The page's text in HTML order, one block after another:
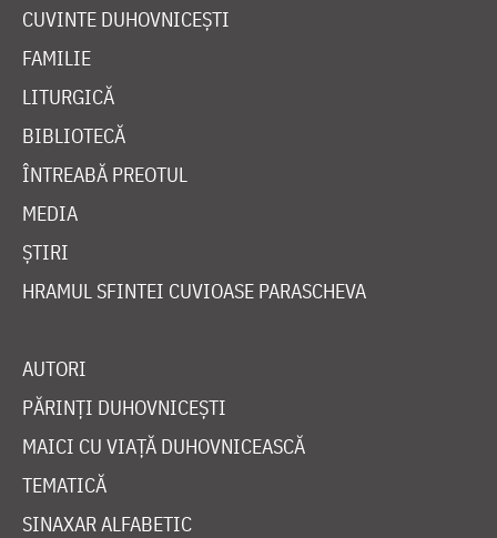
CUVINTE DUHOVNICEȘTI
FAMILIE
LITURGICĂ
BIBLIOTECĂ
ÎNTREABĂ PREOTUL
MEDIA
ȘTIRI
HRAMUL SFINTEI CUVIOASE PARASCHEVA
AUTORI
PĂRINȚI DUHOVNICEȘTI
MAICI CU VIAȚĂ DUHOVNICEASCĂ
TEMATICĂ
SINAXAR ALFABETIC